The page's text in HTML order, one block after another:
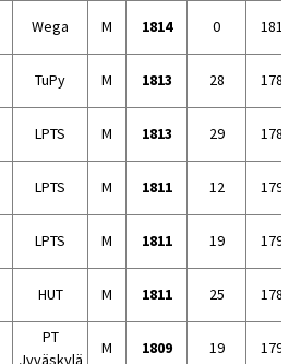
Wega M 1814 0
TuPy M 1813 28
LPTS M 1813 29
LPTS M 1811 12
LPTS M 1811 19
HUT M 1811 25
PT
Jyväskylä
M 1809 19